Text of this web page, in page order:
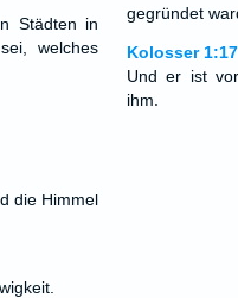
Städten in
welches
die Himmel
gegründet
Kolosser 1:17
Und er ist
ihm.